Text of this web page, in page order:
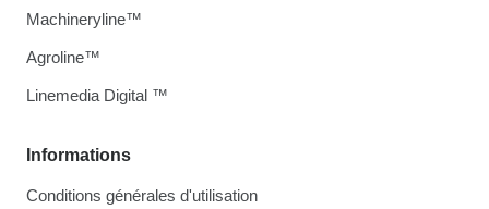
Informations
Conditions générales d'utilisation
Machineryline™
Agroline™
Linemedia Digital ™